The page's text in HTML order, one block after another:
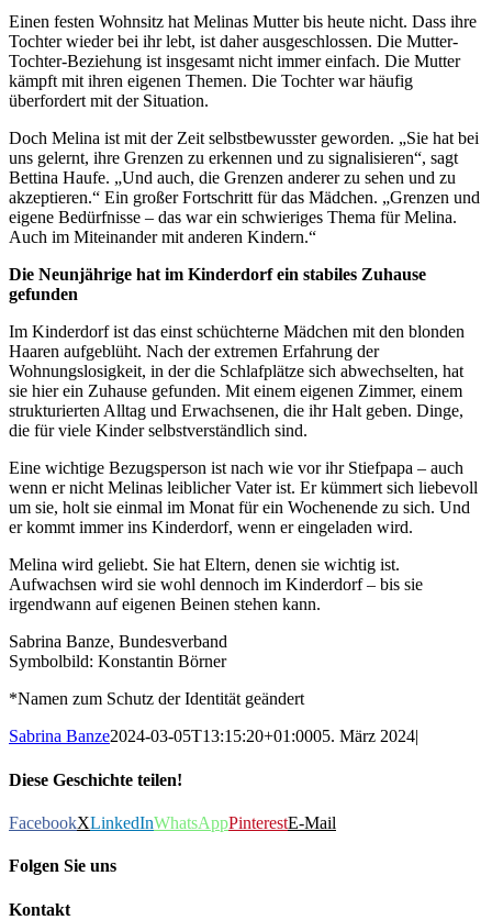
Einen festen Wohnsitz hat Melinas Mutter bis heute nicht. Dass ihre
Tochter wieder bei ihr lebt, ist daher ausgeschlossen. Die Mutter-
Tochter-Beziehung ist insgesamt nicht immer einfach. Die Mutter
kämpft mit ihren eigenen Themen. Die Tochter war häufig
überfordert mit der Situation.
Doch Melina ist mit der Zeit selbstbewusster geworden. „Sie hat bei
uns gelernt, ihre Grenzen zu erkennen und zu signalisieren“, sagt
Bettina Haufe. „Und auch, die Grenzen anderer zu sehen und zu
akzeptieren.“ Ein großer Fortschritt für das Mädchen. „Grenzen und
eigene Bedürfnisse – das war ein schwieriges Thema für Melina.
Auch im Miteinander mit anderen Kindern.“
Die Neunjährige hat im Kinderdorf ein stabiles Zuhause
gefunden
Im Kinderdorf ist das einst schüchterne Mädchen mit den blonden
Haaren aufgeblüht. Nach der extremen Erfahrung der
Wohnungslosigkeit, in der die Schlafplätze sich abwechselten, hat
sie hier ein Zuhause gefunden. Mit einem eigenen Zimmer, einem
strukturierten Alltag und Erwachsenen, die ihr Halt geben. Dinge,
die für viele Kinder selbstverständlich sind.
Eine wichtige Bezugsperson ist nach wie vor ihr Stiefpapa – auch
wenn er nicht Melinas leiblicher Vater ist. Er kümmert sich liebevoll
um sie, holt sie einmal im Monat für ein Wochenende zu sich. Und
er kommt immer ins Kinderdorf, wenn er eingeladen wird.
Melina wird geliebt. Sie hat Eltern, denen sie wichtig ist.
Aufwachsen wird sie wohl dennoch im Kinderdorf – bis sie
irgendwann auf eigenen Beinen stehen kann.
Sabrina Banze, Bundesverband
Symbolbild: Konstantin Börner
*Namen zum Schutz der Identität geändert
Sabrina Banze2024-03-05T13:15:20+01:0005. März 2024|
Diese Geschichte teilen!
FacebookXLinkedInWhatsAppPinterestE-Mail
Folgen Sie uns
Kontakt